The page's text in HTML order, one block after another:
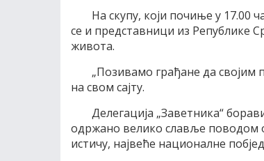
На скупу, који почиње у 17.00
се и представници из Републике
живота.
„Позивамо грађане да својим
на свом сајту.
Делегација „Заветника“
одржано велико славље поводом
истичу, највеће националне